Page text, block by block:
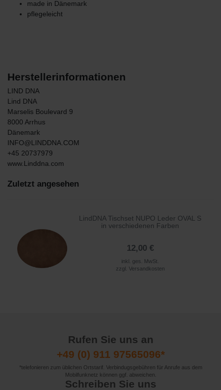
made in Dänemark
pflegeleicht
Herstellerinformationen
LIND DNA
Lind DNA
Marselis Boulevard 9
8000 Arrhus
Dänemark
INFO@LINDDNA.COM
+45 20737979
www.Linddna.com
Zuletzt angesehen
LindDNA Tischset NUPO Leder OVAL S
in verschiedenen Farben
12,00 €
inkl. ges. MwSt.
zzgl. Versandkosten
Rufen Sie uns an
+49 (0) 911 97565096*
*telefonieren zum üblichen Ortstarif. Verbindugsgebühren für Anrufe aus dem
Mobilfunknetz können ggf. abweichen.
Schreiben Sie uns